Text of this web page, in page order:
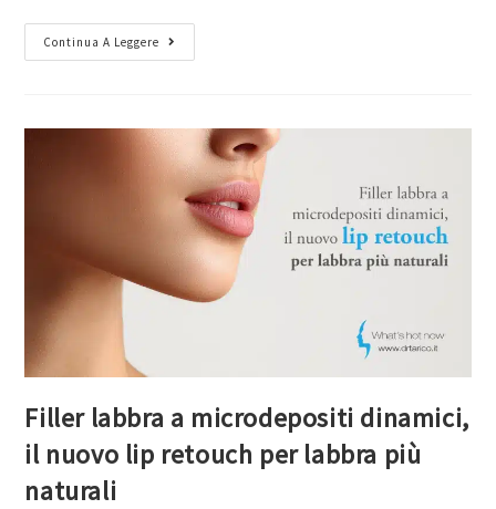
Continua A Leggere
Filler labbra a microdepositi dinamici,
il nuovo lip retouch per labbra più
naturali